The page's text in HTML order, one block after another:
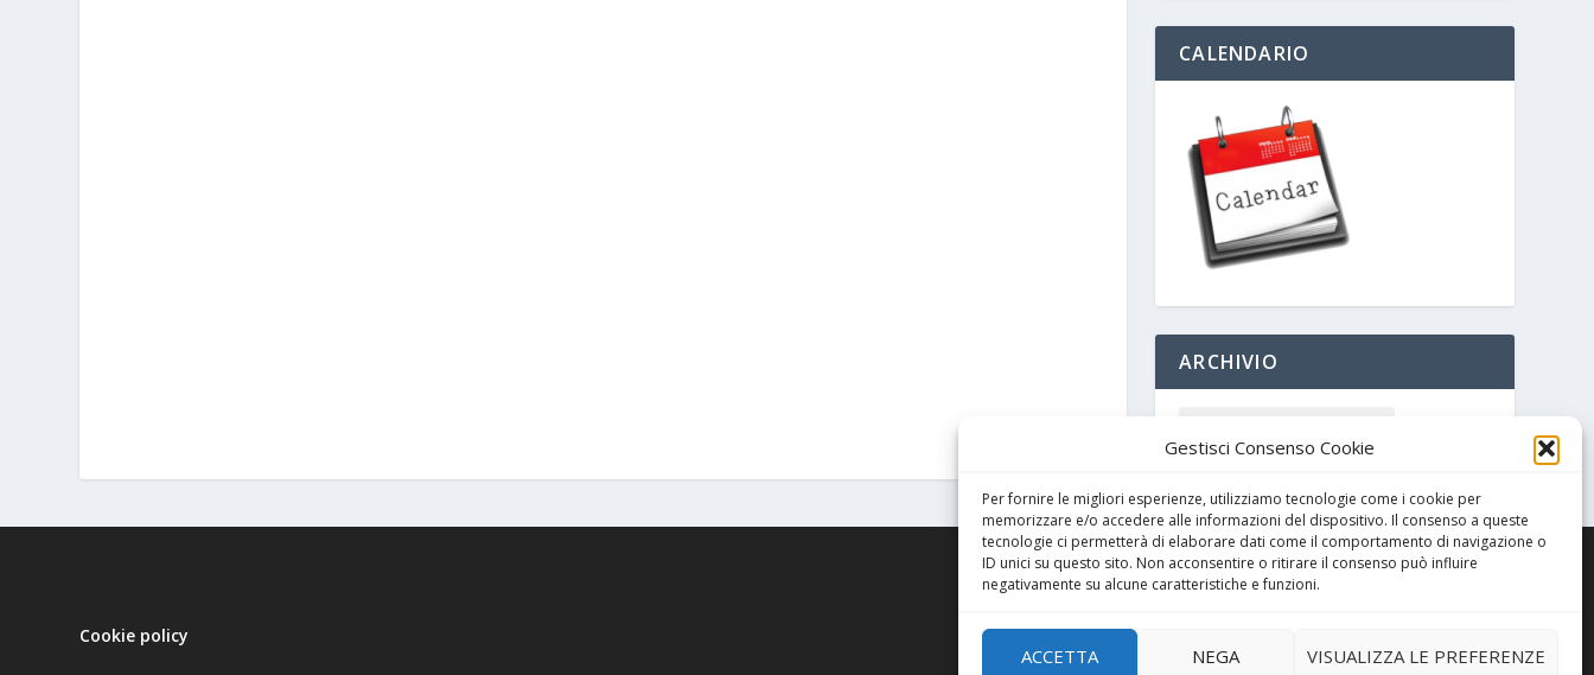
Gestisci Consenso Cookie
Per fornire le migliori esperienze, utilizziamo tecnologie come i cookie per
memorizzare e/o accedere alle informazioni del dispositivo. Il consenso a queste
tecnologie ci permetterà di elaborare dati come il comportamento di navigazione o
ID unici su questo sito. Non acconsentire o ritirare il consenso può influire
negativamente su alcune caratteristiche e funzioni.
ACCETTA NEGA VISUALIZZA LE PREFERENZE
CALENDARIO
ARCHIVIO
Cookie policy